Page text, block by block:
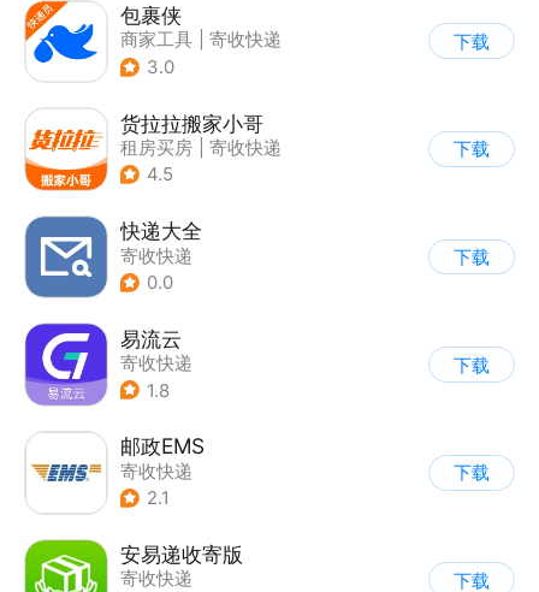
包裹侠
商家工具
寄收快递
3.0
下载
货拉拉搬家小哥
租房买房
寄收快递
4.5
下载
快递大全
寄收快递
0.0
下载
易流云
寄收快递
1.8
下载
邮政EMS
寄收快递
2.1
下载
安易递收寄版
寄收快递
下载